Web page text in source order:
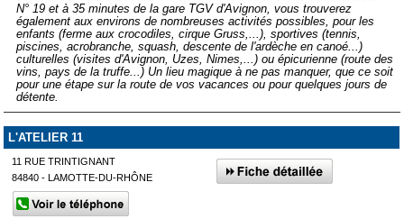
N° 19 et à 35 minutes de la gare TGV d'Avignon, vous trouverez
également aux environs de nombreuses activités possibles, pour les
enfants (ferme aux crocodiles, cirque Gruss,...), sportives (tennis,
piscines, acrobranche, squash, descente de l'ardèche en canoé...)
culturelles (visites d'Avignon, Uzes, Nimes,...) ou épicurienne (route des
vins, pays de la truffe...) Un lieu magique à ne pas manquer, que ce soit
pour une étape sur la route de vos vacances ou pour quelques jours de
détente.
L'ATELIER 11
11 RUE TRINTIGNANT
84840 - LAMOTTE-DU-RHÔNE